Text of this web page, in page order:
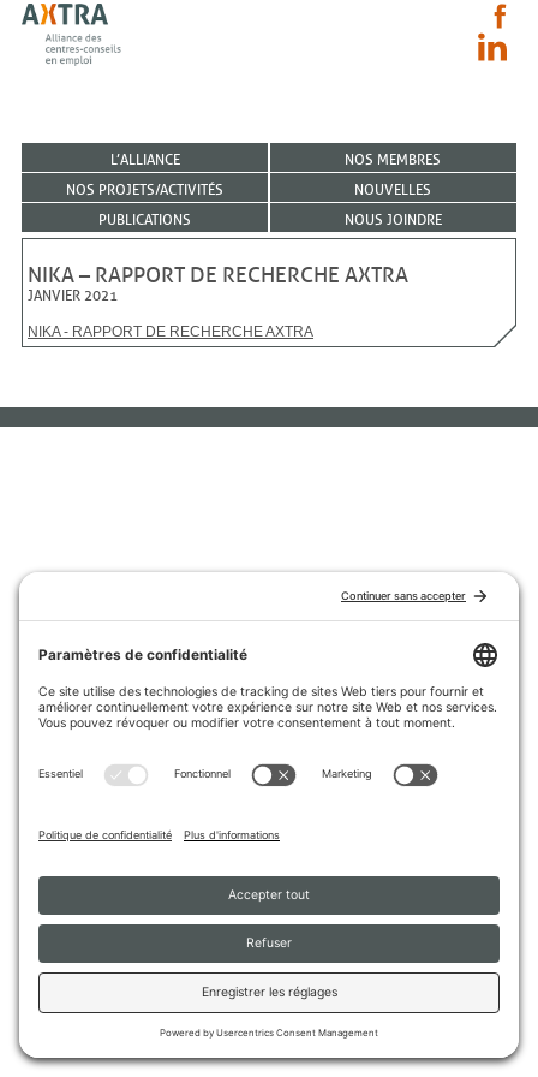
L’ALLIANCE
NOS MEMBRES
NOS PROJETS/ACTIVITÉS
NOUVELLES
PUBLICATIONS
NOUS JOINDRE
NIKA – RAPPORT DE RECHERCHE AXTRA
JANVIER 2021
NIKA - RAPPORT DE RECHERCHE AXTRA